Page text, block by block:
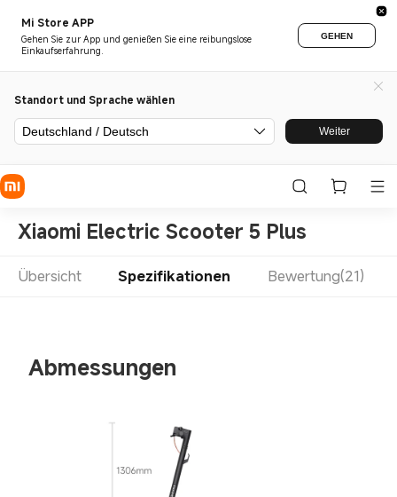
Mi Store APP
Gehen Sie zur App und genießen Sie eine reibungslose
Einkaufserfahrung.
GEHEN
Standort und Sprache wählen
Deutschland / Deutsch Weiter
Xiaomi Electric Scooter 5 Plus
Übersicht Spezifikationen Bewertung(21)
Abmessungen